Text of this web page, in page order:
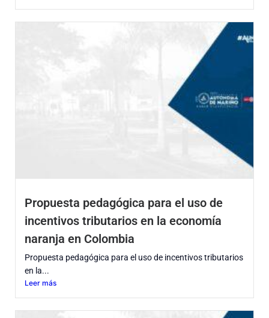
Propuesta pedagógica para el uso de
incentivos tributarios en la economía
naranja en Colombia
Propuesta pedagógica para el uso de incentivos tributarios
en la...
Leer más